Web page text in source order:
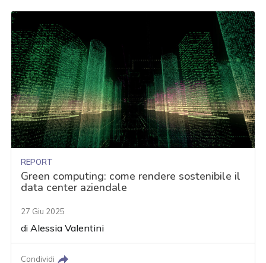
REPORT
Green computing: come rendere sostenibile il
data center aziendale
27 Giu 2025
diAlessia Valentini
Condividi